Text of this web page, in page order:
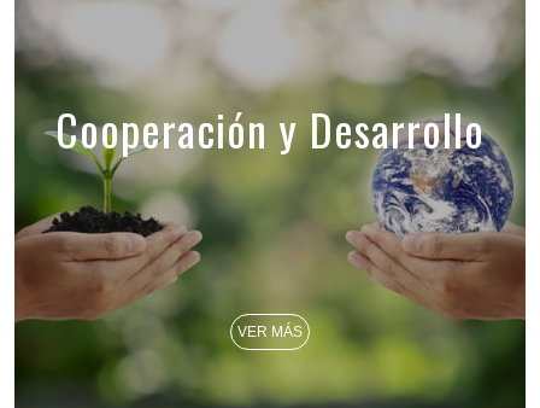
Cooperación y Desarrollo
VER MÁS